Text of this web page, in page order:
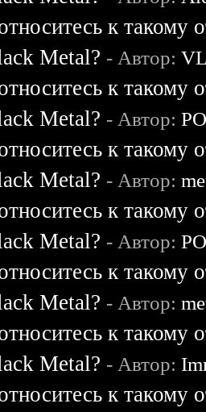
к такому
Metal? - Автор:
к такому
Metal? - Автор:
к такому
Metal? - Автор:
к такому
Metal? - Автор:
к такому
Metal? - Автор:
к такому
Metal? - Автор:
к такому